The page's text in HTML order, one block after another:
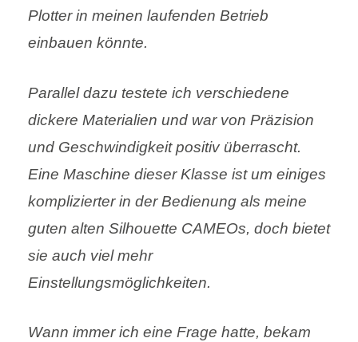
Plotter in meinen laufenden Betrieb
einbauen könnte.
Parallel dazu testete ich verschiedene
dickere Materialien und war von Präzision
und Geschwindigkeit positiv überrascht.
Eine Maschine dieser Klasse ist um einiges
komplizierter in der Bedienung als meine
guten alten Silhouette CAMEOs, doch bietet
sie auch viel mehr
Einstellungsmöglichkeiten.
Wann immer ich eine Frage hatte, bekam